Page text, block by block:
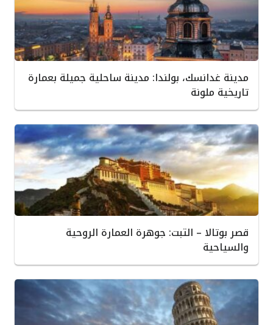
مدينة غدانسك، بولندا: مدينة ساحلية جميلة بعمارة
تاريخية ملونة
قصر بوتالا – التبت: جوهرة العمارة الروحية
والسياحية